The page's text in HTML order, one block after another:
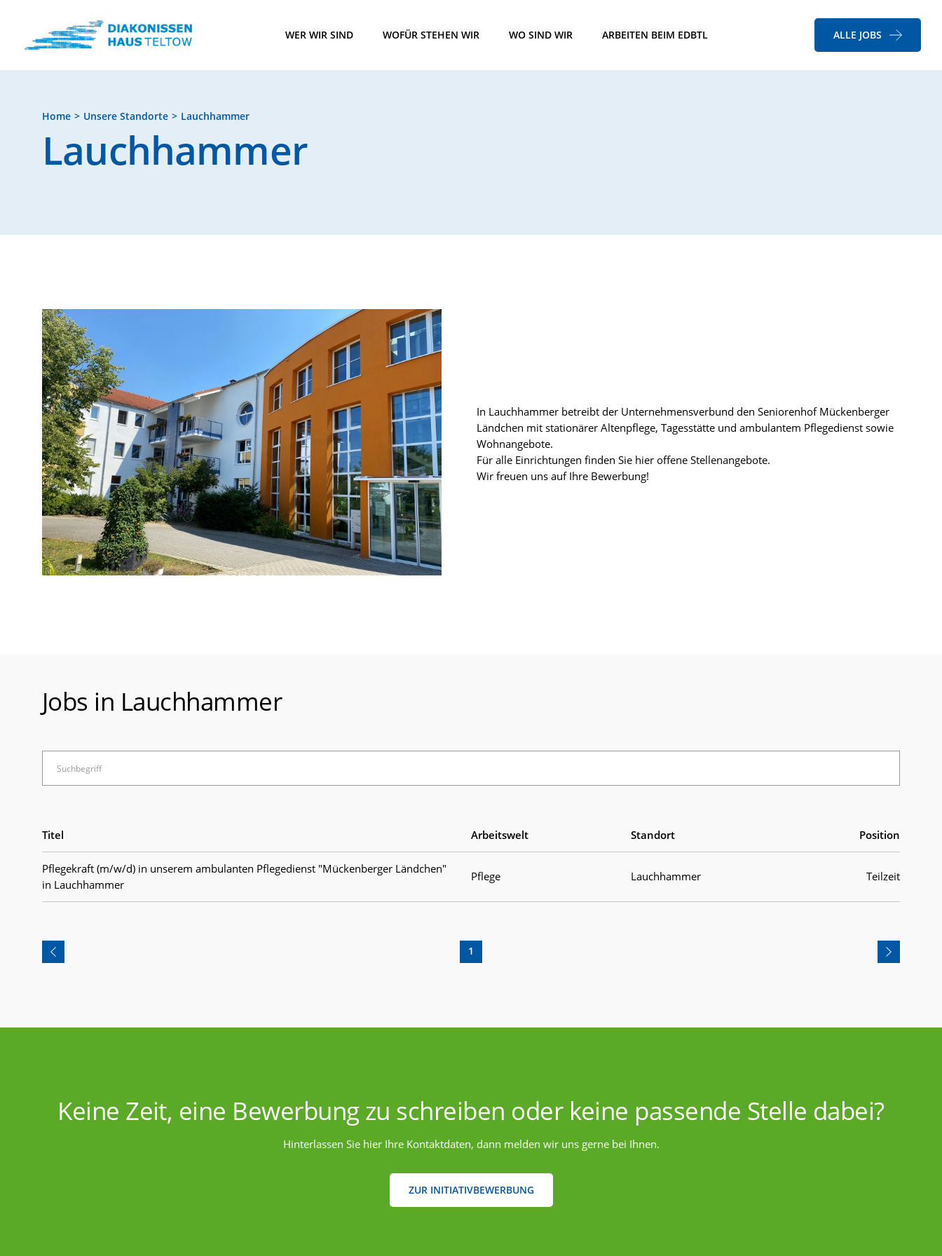
WER WIR SIND WOFÜR STEHEN WIR WO SIND WIR ARBEITEN BEIM EDBTL ALLE JOBS
Home Unsere Standorte Lauchhammer
Lauchhammer
In Lauchhammer betreibt der Unternehmensverbund den Seniorenhof Mückenberger
Ländchen mit stationärer Altenpflege, Tagesstätte und ambulantem Pflegedienst sowie
Wohnangebote.
Für alle Einrichtungen finden Sie hier offene Stellenangebote.
Wir freuen uns auf Ihre Bewerbung!
Jobs in Lauchhammer
Titel Arbeitswelt Standort Position
Pflegekraft (m/w/d) in unserem ambulanten Pflegedienst "Mückenberger Ländchen"
in Lauchhammer
Pflege Lauchhammer Teilzeit
1
Keine Zeit, eine Bewerbung zu schreiben oder keine passende Stelle dabei?
Hinterlassen Sie hier Ihre Kontaktdaten, dann melden wir uns gerne bei Ihnen.
ZUR INITIATIVBEWERBUNG